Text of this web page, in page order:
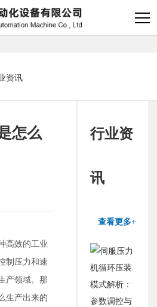
资讯
怎么
高效的工业
制压力和速
产领域。那
生产出来的
行业资
讯
查看更多+
高兴为
数表